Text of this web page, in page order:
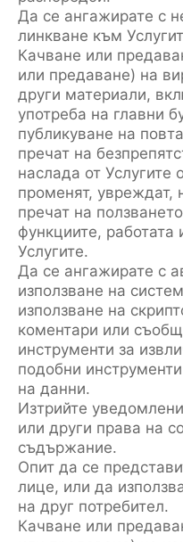
Да се ангажирате с
линкване към
Качване или
или предаване) на
други материали,
употреба на главни
публикуване на
пречат на
наслада от Услугите
променят, увреждат,
пречат на
функциите,
Услугите.
Да се ангажирате с
използване на
използване на
коментари или
инструменти за
подобни
на данни.
Изтрийте
или други права на
съдържание.
Опит да се
лице, или да
на друг потребител.
Качване или